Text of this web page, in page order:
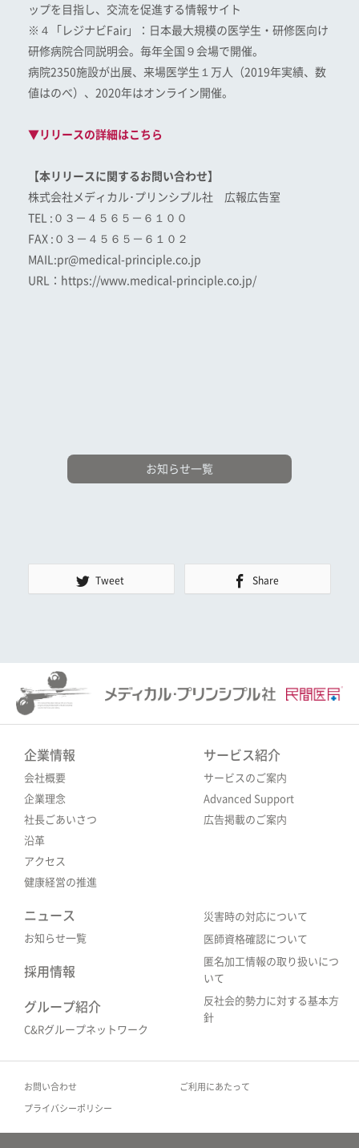
ップを目指し、交流を促進する情報サイト
※４「レジナビFair」：日本最大規模の医学生・研修医向け
研修病院合同説明会。毎年全国９会場で開催。
病院2350施設が出展、来場医学生１万人（2019年実績、数
値はのべ）、2020年はオンライン開催。
▼リリースの詳細はこちら
【本リリースに関するお問い合わせ】
株式会社メディカル･プリンシプル社 広報広告室
TEL :０３－４５６５－６１００
FAX :０３－４５６５－６１０２
MAIL:pr@medical-principle.co.jp
URL：https://www.medical-principle.co.jp/
お知らせ一覧
Tweet Share
企業情報
会社概要
企業理念
社長ごあいさつ
沿革
アクセス
健康経営の推進
サービス紹介
サービスのご案内
Advanced Support
広告掲載のご案内
ニュース
お知らせ一覧
採用情報
グループ紹介
C&Rグループネットワーク
災害時の対応について
医師資格確認について
匿名加工情報の取り扱いにつ
いて
反社会的勢力に対する基本方
針
お問い合わせ ご利用にあたって
プライバシーポリシー